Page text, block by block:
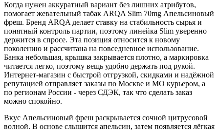
Когда нужен аккуратный вариант без лишних атрибутов,
помогает жевательный табак ARQA Slim 70mg Апельсиновый
фреш. Бренд ARQA делает ставку на стабильность сырья и
понятный контроль партии, поэтому линейка Slim уверенно
держится в спросе. Эта позиция относится к новому
поколению и рассчитана на повседневное использование.
Банка небольшая, крышка закрывается плотно, а маркировка
читается легко, поэтому вещь удобно держать под рукой.
Интернет-магазин с быстрой отгрузкой, скидками и надёжной
репутацией отправляет заказы по Москве и МО курьером, а
по регионам России - через СДЭК, так что сделать заказ
можно спокойно.
Вкус Апельсиновый фреш раскрывается сочной цитрусовой
волной. В основе слышится апельсин, затем появляется лёгкая